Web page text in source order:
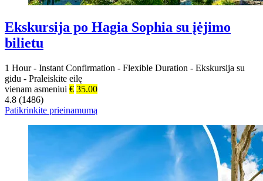
Ekskursija po Hagia Sophia su įėjimo
bilietu
1 Hour - Instant Confirmation - Flexible Duration - Ekskursija su
gidu - Praleiskite eilę
vienam asmeniui € 35.00
4.8 (1486)
Patikrinkite prieinamumą